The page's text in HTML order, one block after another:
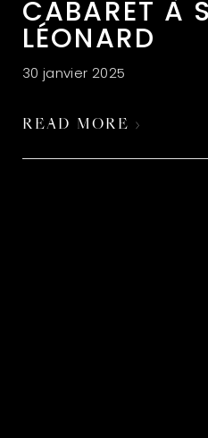
CABARET À
LÉONARD
30 janvier 2025
READ MORE ›